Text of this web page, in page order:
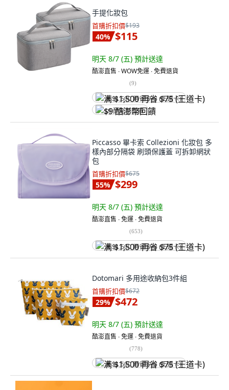
手提化妝包
首購折扣價$193
40% $115
明天 8/7 (五) 預計送達
酷澎直售 ∙ WOW免運 ∙ 免費退貨
(9)
满 $1,500 再省 $75 (王道卡)
$9 酷澎幣回饋
Piccasso 畢卡索 Collezioni 化妝包 多
樣內部分隔袋 刷頭保護蓋 可拆卸網狀
包
首購折扣價$675
55% $299
明天 8/7 (五) 預計送達
酷澎直售 ∙ 免運 ∙ 免費退貨
(653)
满 $1,500 再省 $75 (王道卡)
Dotomari 多用途收納包3件組
首購折扣價$672
29% $472
明天 8/7 (五) 預計送達
酷澎直售 ∙ 免運 ∙ 免費退貨
(778)
满 $1,500 再省 $75 (王道卡)